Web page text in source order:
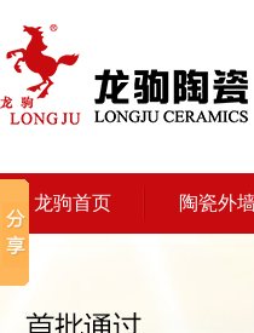
龙驹首页 陶瓷外